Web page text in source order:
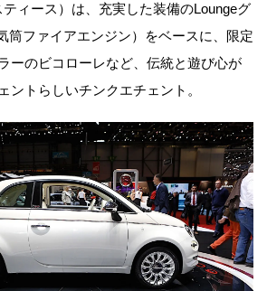
ィース）は、充実した装備のLoungeグ
筒ファイアエンジン）をベースに、限定
ーのビコローレなど、伝統と遊び心が
ントらしいチンクエチェント。